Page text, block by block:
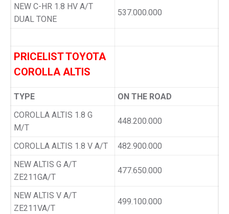
NEW C-HR 1.8 HV A/T
DUAL TONE
537.000.000
PRICELIST TOYOTA
COROLLA ALTIS
TYPE
ON THE ROAD
COROLLA ALTIS 1.8 G
M/T
448.200.000
COROLLA ALTIS 1.8 V A/T
482.900.000
NEW ALTIS G A/T
ZE211GA/T
477.650.000
NEW ALTIS V A/T
ZE211VA/T
499.100.000